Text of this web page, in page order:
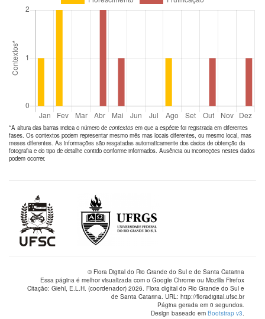
*A altura das barras indica o número de contextos em que a espécie foi registrada em diferentes
fases. Os contextos podem representar mesmo mês mas locais diferentes, ou mesmo local, mas
meses diferentes. As informações são resgatadas automaticamente dos dados de obtenção da
fotografia e do tipo de detalhe contido conforme informados. Ausência ou incorreções nestes dados
podem ocorrer.
© Flora Digital do Rio Grande do Sul e de Santa Catarina
Essa página é melhor visualizada com o Google Chrome ou Mozilla Firefox
Citação: Giehl, E.L.H. (coordenador) 2026. Flora digital do Rio Grande do Sul e
de Santa Catarina. URL: http://floradigital.ufsc.br
Página gerada em 0 segundos.
Design baseado em Bootstrap v3